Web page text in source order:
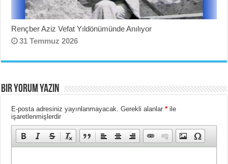
Rençber Aziz Vefat Yıldönümünde Anılıyor
31 Temmuz 2026
BIR YORUM YAZIN
E-posta adresiniz yayınlanmayacak. Gerekli alanlar* ile
işaretlenmişlerdir